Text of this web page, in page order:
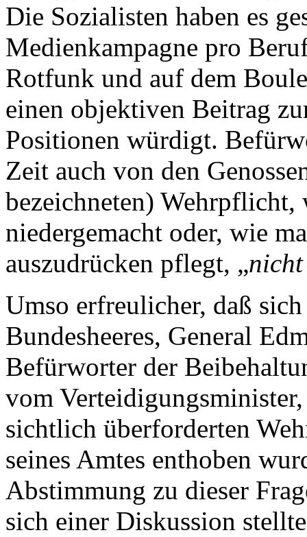
Die Sozialisten haben es
Medienkampagne pro
Rotfunk und auf dem
einen objektiven Beitrag
Positionen würdigt.
Zeit auch von den
bezeichneten) Wehrpflicht,
niedergemacht oder, wie
auszudrücken pflegt, „
Umso erfreulicher, daß
Bundesheeres, General
Befürworter der
vom
sichtlich überforderten
seines Amtes enthoben
Abstimmung zu dieser
sich einer Diskussion